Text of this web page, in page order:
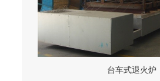
台车式退火炉